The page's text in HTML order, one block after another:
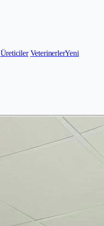
Üreticiler VeterinerlerYeni